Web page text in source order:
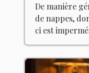
De manière
de nappes,
ci est